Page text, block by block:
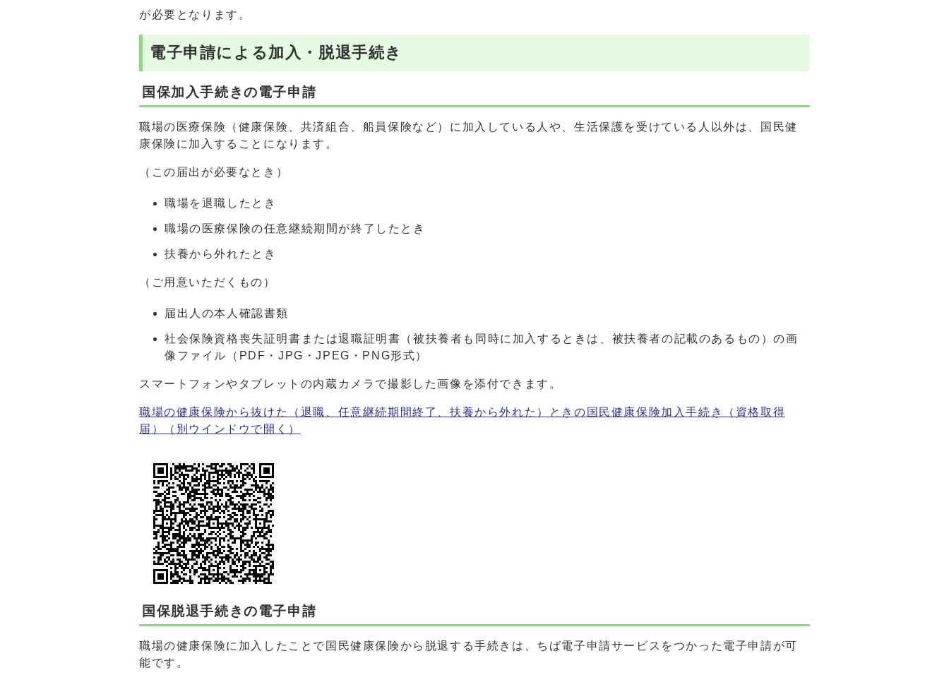
が必要となります。
電子申請による加入・脱退手続き
国保加入手続きの電子申請
職場の医療保険（健康保険、共済組合、船員保険など）に加入している人や、生活保護を受けている人以外は、国民健
康保険に加入することになります。
（この届出が必要なとき）
職場を退職したとき
職場の医療保険の任意継続期間が終了したとき
扶養から外れたとき
（ご用意いただくもの）
届出人の本人確認書類
社会保険資格喪失証明書または退職証明書（被扶養者も同時に加入するときは、被扶養者の記載のあるもの）の画
像ファイル（PDF・JPG・JPEG・PNG形式）
スマートフォンやタブレットの内蔵カメラで撮影した画像を添付できます。
職場の健康保険から抜けた（退職、任意継続期間終了、扶養から外れた）ときの国民健康保険加入手続き（資格取得
届）
（別ウインドウで開く）
国保脱退手続きの電子申請
職場の健康保険に加入したことで国民健康保険から脱退する手続きは、ちば電子申請サービスをつかった電子申請が可
能です。